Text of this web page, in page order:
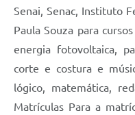
Senai, Senac, Instituto
Paula Souza para
energia fotovoltaica,
corte e costura e
lógico, matemática,
Matrículas Para a